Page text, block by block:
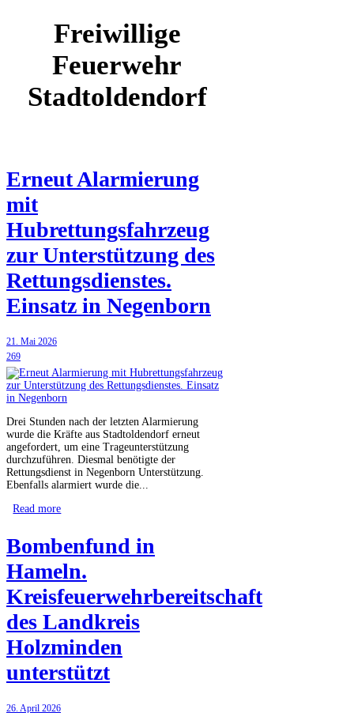
Freiwillige
Feuerwehr
Stadtoldendorf
Erneut Alarmierung
mit
Hubrettungsfahrzeug
zur Unterstützung des
Rettungsdienstes.
Einsatz in Negenborn
21. Mai 2026
269
Drei Stunden nach der letzten Alarmierung
wurde die Kräfte aus Stadtoldendorf erneut
angefordert, um eine Trageunterstützung
durchzuführen. Diesmal benötigte der
Rettungsdienst in Negenborn Unterstützung.
Ebenfalls alarmiert wurde die...
Read more
Bombenfund in
Hameln.
Kreisfeuerwehrbereitschaft
des Landkreis
Holzminden
unterstützt
26. April 2026